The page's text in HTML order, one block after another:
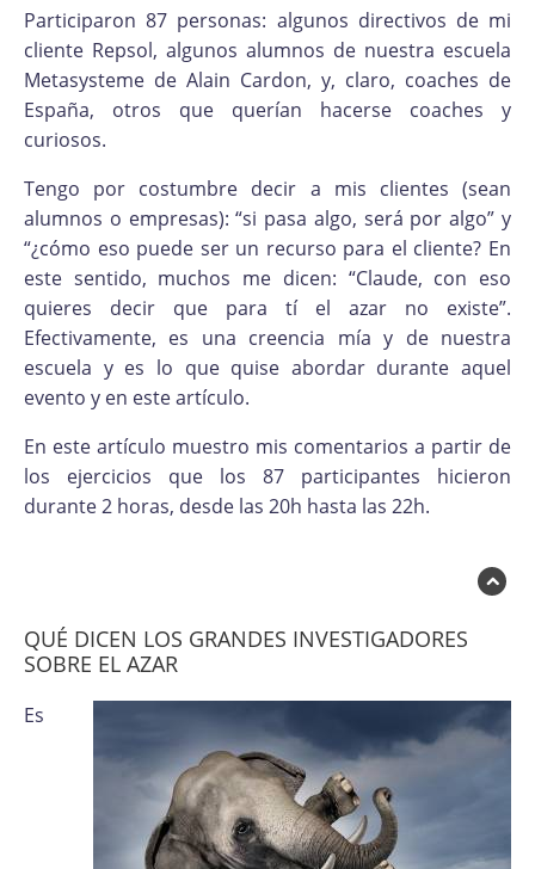
Participaron 87 personas: algunos directivos de mi
cliente Repsol, algunos alumnos de nuestra escuela
Metasysteme de Alain Cardon, y, claro, coaches de
España, otros que querían hacerse coaches y
curiosos.
Tengo por costumbre decir a mis clientes (sean
alumnos o empresas): “si pasa algo, será por algo” y
“¿cómo eso puede ser un recurso para el cliente? En
este sentido, muchos me dicen: “Claude, con eso
quieres decir que para tí el azar no existe”.
Efectivamente, es una creencia mía y de nuestra
escuela y es lo que quise abordar durante aquel
evento y en este artículo.
En este artículo muestro mis comentarios a partir de
los ejercicios que los 87 participantes hicieron
durante 2 horas, desde las 20h hasta las 22h.
QUÉ DICEN LOS GRANDES INVESTIGADORES
SOBRE EL AZAR
Es